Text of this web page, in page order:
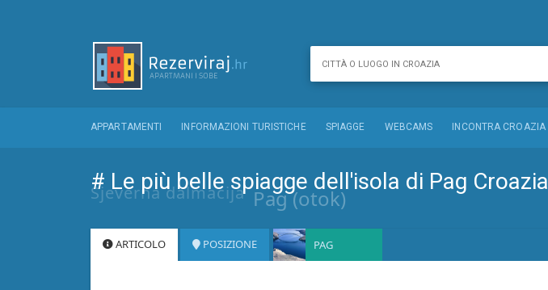
APPARTAMENTI INFORMAZIONI TURISTICHE SPIAGGE WEBCAMS INCONTRA CROAZIA
# Le più belle spiagge dell'isola di Pag Croazia
Sjeverna dalmacija Pag (otok)
ARTICOLO POSIZIONE PAG